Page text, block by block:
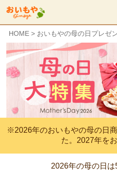
HOME おいもやの母の日プレゼ
※2026年のおいもやの母の日
た。2027年を
2026年の母の日は